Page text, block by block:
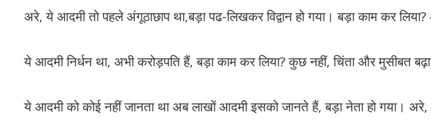
अरे, ये आदमी तो पहले अंगूठाछाप था,बड़ा पढ-लिखकर विद्वान हो गया। बड़ा काम कर
ये आदमी निर्धन था, अभी करोड़पति हैं, बड़ा काम कर लिया? कुछ नहीं, चिंता और मुसीबत
ये आदमी को कोई नहीं जानता था अब लाखों आदमी इसको जानते हैं, बड़ा नेता हो गया।